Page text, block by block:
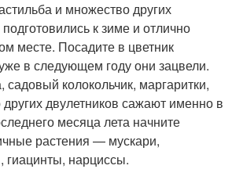
и множество других
к зиме и отлично
месте. Посадите в цветник
в следующем году они зацвели.
садовый колокольчик, маргаритки,
двулетников сажают именно в
месяца лета начните
растения — мускари,
гиацинты, нарциссы.